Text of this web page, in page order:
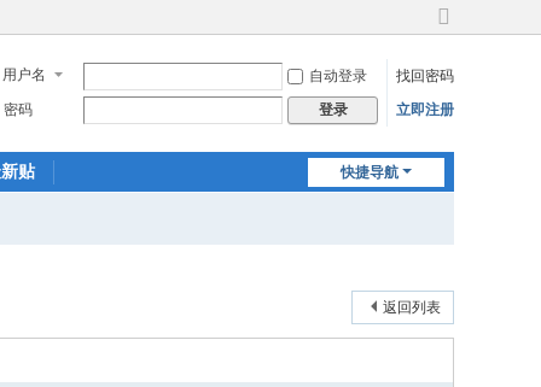
切
到
宽
用户名 自动登录
找回密码
密码
登录 立即注册
快捷导航
贴
返回列表